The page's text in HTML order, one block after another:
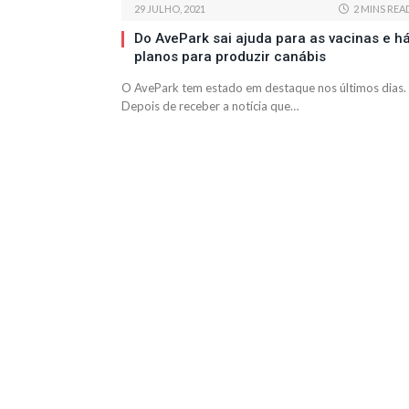
29 JULHO, 2021 2 MINS
Do AvePark sai ajuda para as vacinas e
planos para produzir canábis
O AvePark tem estado em destaque nos últimos dias.
Depois de receber a notícia que…